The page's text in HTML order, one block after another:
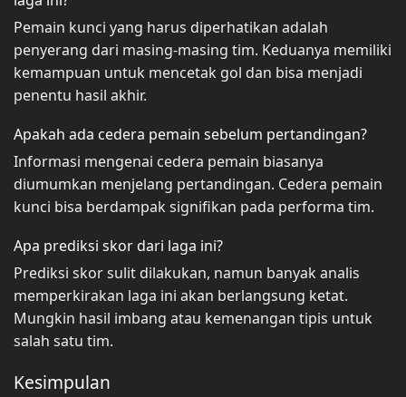
Pemain kunci yang harus diperhatikan adalah
penyerang dari masing-masing tim. Keduanya memiliki
kemampuan untuk mencetak gol dan bisa menjadi
penentu hasil akhir.
Apakah ada cedera pemain sebelum pertandingan?
Informasi mengenai cedera pemain biasanya
diumumkan menjelang pertandingan. Cedera pemain
kunci bisa berdampak signifikan pada performa tim.
Apa prediksi skor dari laga ini?
Prediksi skor sulit dilakukan, namun banyak analis
memperkirakan laga ini akan berlangsung ketat.
Mungkin hasil imbang atau kemenangan tipis untuk
salah satu tim.
Kesimpulan